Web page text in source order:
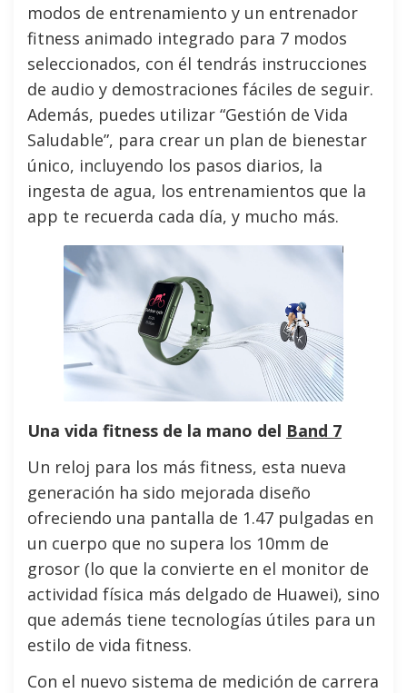
modos de entrenamiento y un entrenador
fitness animado integrado para 7 modos
seleccionados, con él tendrás instrucciones
de audio y demostraciones fáciles de seguir.
Además, puedes utilizar “Gestión de Vida
Saludable”, para crear un plan de bienestar
único, incluyendo los pasos diarios, la
ingesta de agua, los entrenamientos que la
app te recuerda cada día, y mucho más.
Una vida fitness de la mano del Band 7
Un reloj para los más fitness, esta nueva
generación ha sido mejorada diseño
ofreciendo una pantalla de 1.47 pulgadas en
un cuerpo que no supera los 10mm de
grosor (lo que la convierte en el monitor de
actividad física más delgado de Huawei), sino
que además tiene tecnologías útiles para un
estilo de vida fitness.
Con el nuevo sistema de medición de carrera